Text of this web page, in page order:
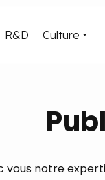
R&D Culture
vous notre